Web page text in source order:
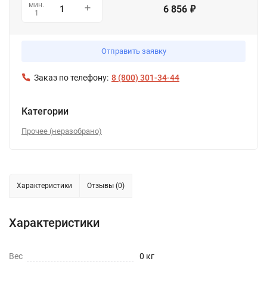
мин.
1
6 856 ₽
Отправить заявку
Заказ по телефону: 8 (800) 301-34-44
Категории
Прочее (неразобрано)
Характеристики Отзывы (0)
Характеристики
Вес 0 кг